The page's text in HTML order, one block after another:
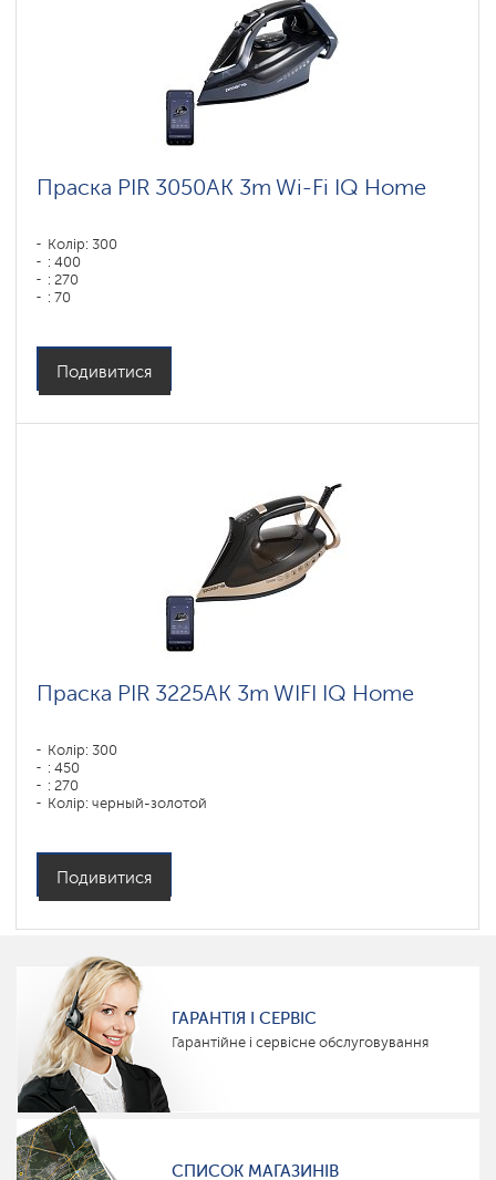
Праска PIR 3050AK 3m Wi-Fi IQ Home
Колір: 300
: 400
: 270
: 70
Потужність, Вт: 3000
Подивитися
Праска PIR 3225AK 3m WIFI IQ Home
Колір: 300
: 450
: 270
Колір: черный-золотой
Подивитися
ГАРАНТІЯ І СЕРВІС
Гарантійне і сервісне обслуговування
СПИСОК МАГАЗИНІВ